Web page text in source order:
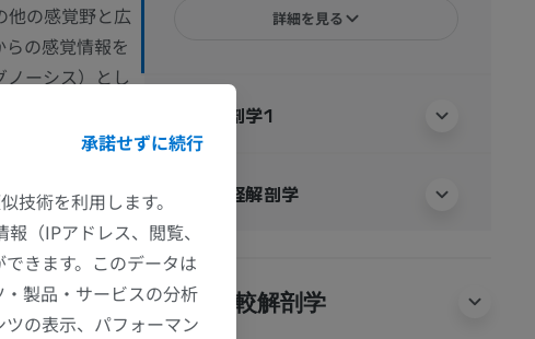
他の感覚野と広
の感覚情報を
ーシス）とし
の空間認識に影
すことが多
および左視野
詳細を見る
人体解剖学1
人体神経解剖学
動物の比較解剖学
承諾せずに続行
技術を利用します。
（IPアドレス、閲覧、
きます。このデータは
製品・サービスの分析
の表示、パフォーマン